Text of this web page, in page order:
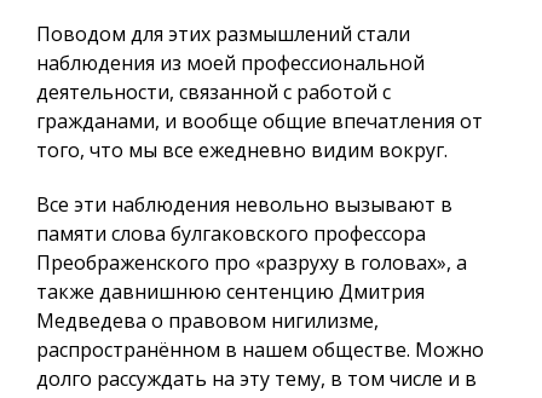
Поводом для этих размышлений стали
наблюдения из моей профессиональной
деятельности, связанной с работой с
гражданами, и вообще общие впечатления от
того, что мы все ежедневно видим вокруг.
Все эти наблюдения невольно вызывают в
памяти слова булгаковского профессора
Преображенского про «разруху в головах», а
также давнишнюю сентенцию Дмитрия
Медведева о правовом нигилизме,
распространённом в нашем обществе. Можно
долго рассуждать на эту тему, в том числе и в